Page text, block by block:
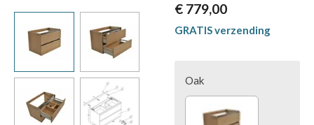
€ 779,00
GRATIS verzending
Oak